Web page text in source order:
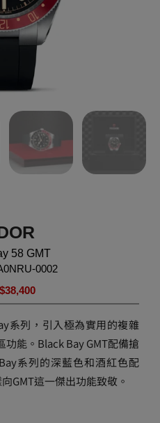
58 GMT
0002
38,400
系列，引入極為實用的複雜
能。Black Bay GMT配備搶
系列的深藍色和酒紅色配
GMT這一傑出功能致敬。